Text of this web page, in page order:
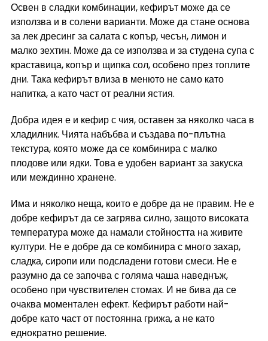
Освен в сладки комбинации, кефирът може да се
използва и в солени варианти. Може да стане основа
за лек дресинг за салата с копър, чесън, лимон и
малко зехтин. Може да се използва и за студена супа с
краставица, копър и щипка сол, особено през топлите
дни. Така кефирът влиза в менюто не само като
напитка, а като част от реални ястия.
Добра идея е и кефир с чия, оставен за няколко часа в
хладилник. Чията набъбва и създава по-плътна
текстура, която може да се комбинира с малко
плодове или ядки. Това е удобен вариант за закуска
или междинно хранене.
Има и няколко неща, които е добре да не правим. Не е
добре кефирът да се загрява силно, защото високата
температура може да намали стойността на живите
култури. Не е добре да се комбинира с много захар,
сладка, сиропи или подсладени готови смеси. Не е
разумно да се започва с голяма чаша наведнъж,
особено при чувствителен стомах. И не бива да се
очаква моментален ефект. Кефирът работи най-
добре като част от постоянна грижа, а не като
еднократно решение.